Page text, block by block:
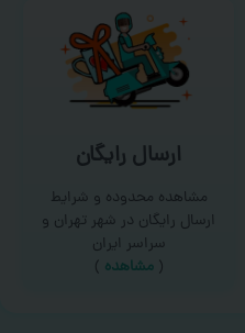
ارسال رایگان
مشاهده محدوده و شرایط
ارسال رایگان در شهر تهران و
سراسر ایران
(مشاهده )